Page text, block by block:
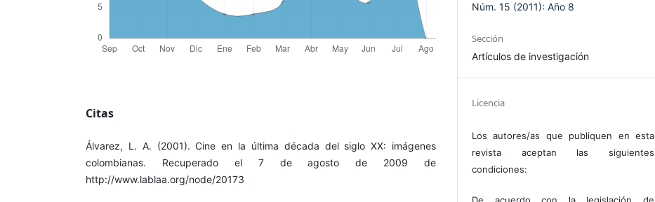
Citas
Álvarez, L. A. (2001). Cine en la última década del siglo XX: imágenes
colombianas. Recuperado el 7 de agosto de 2009 de
http://www.lablaa.org/node/20173
Núm. 15 (2011): Año 8
Sección
Artículos de investigación
Licencia
Los autores/as que publiquen en esta
revista aceptan las siguientes
condiciones: